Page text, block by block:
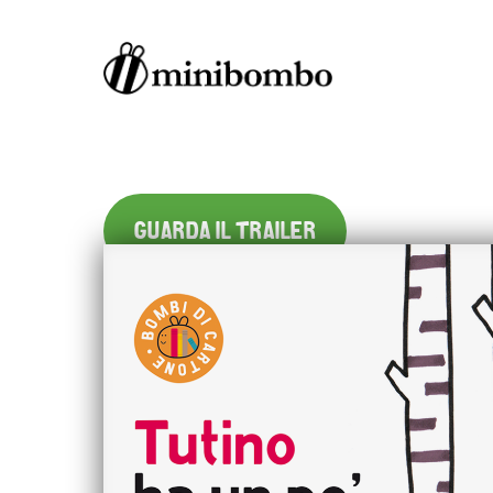
GUARDA IL TRAILER